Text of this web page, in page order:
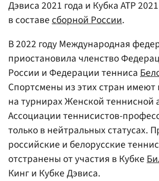
Дэвиса 2021 года и Кубка ATP
в составесборной России.
В 2022 году Международная
приостановила членство
России и Федерации тенниса
Спортсмены из этих стран имеют
на турнирах Женской теннисной
Ассоциации теннисистов-
только в нейтральных статусах.
российские и белорусские
отстранены от участия в Кубке
Кинг и Кубке Дэвиса.